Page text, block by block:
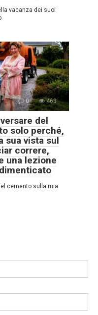
vacanza dei suoi
0 463
del
solo perché,
sua vista sul
correre,
una lezione
cemento sulla mia